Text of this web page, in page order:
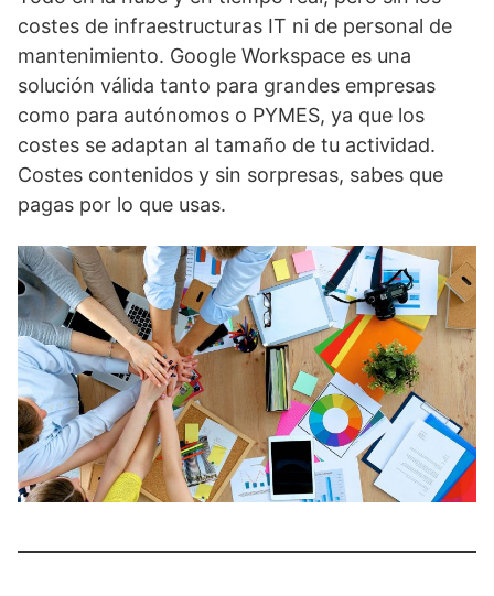
costes de infraestructuras IT ni de personal de
mantenimiento. Google Workspace es una
solución válida tanto para grandes empresas
como para autónomos o PYMES, ya que los
costes se adaptan al tamaño de tu actividad.
Costes contenidos y sin sorpresas, sabes que
pagas por lo que usas.